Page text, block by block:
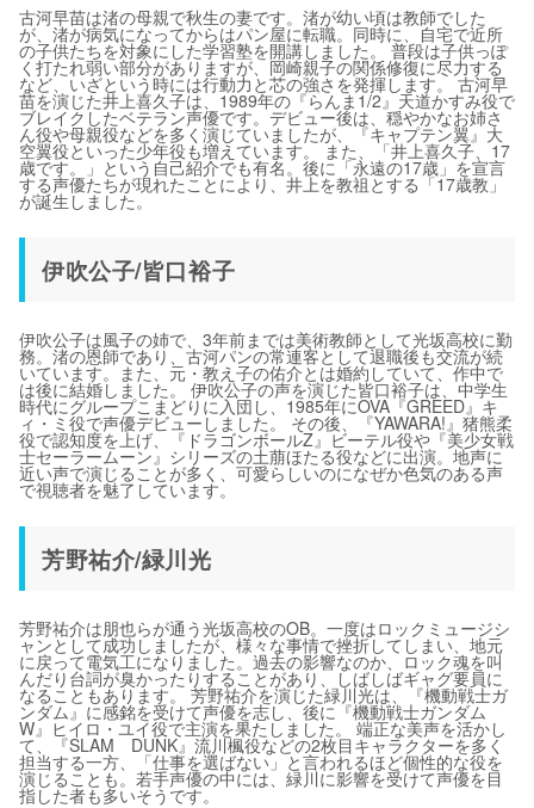
古河早苗は渚の母親で秋生の妻です。渚が幼い頃は教師でした
が、渚が病気になってからはパン屋に転職。同時に、自宅で近所
の子供たちを対象にした学習塾を開講しました。 普段は子供っぽ
く打たれ弱い部分がありますが、岡崎親子の関係修復に尽力する
など、いざという時には行動力と芯の強さを発揮します。 古河早
苗を演じた井上喜久子は、1989年の『らんま1/2』天道かすみ役で
ブレイクしたベテラン声優です。デビュー後は、穏やかなお姉さ
ん役や母親役などを多く演じていましたが、『キャプテン翼』大
空翼役といった少年役も増えています。 また、「井上喜久子、17
歳です。」という自己紹介でも有名。後に「永遠の17歳」を宣言
する声優たちが現れたことにより、井上を教祖とする「17歳教」
が誕生しました。
伊吹公子/皆口裕子
伊吹公子は風子の姉で、3年前までは美術教師として光坂高校に勤
務。渚の恩師であり、古河パンの常連客として退職後も交流が続
いています。また、元・教え子の佑介とは婚約していて、作中で
は後に結婚しました。 伊吹公子の声を演じた皆口裕子は、中学生
時代にグループこまどりに入団し、1985年にOVA『GREED』キ
ィ・ミ役で声優デビューしました。 その後、『YAWARA!』猪熊柔
役で認知度を上げ、『ドラゴンボールZ』ビーテル役や『美少女戦
士セーラームーン』シリーズの土萠ほたる役などに出演。地声に
近い声で演じることが多く、可愛らしいのになぜか色気のある声
で視聴者を魅了しています。
芳野祐介/緑川光
芳野祐介は朋也らが通う光坂高校のOB。一度はロックミュージシ
ャンとして成功しましたが、様々な事情で挫折してしまい、地元
に戻って電気工になりました。過去の影響なのか、ロック魂を叫
んだり台詞が臭かったりすることがあり、しばしばギャグ要員に
なることもあります。 芳野祐介を演じた緑川光は、『機動戦士ガ
ンダム』に感銘を受けて声優を志し、後に『機動戦士ガンダム
W』ヒイロ・ユイ役で主演を果たしました。 端正な美声を活かし
て、『SLAM DUNK』流川楓役などの2枚目キャラクターを多く
担当する一方、「仕事を選ばない」と言われるほど個性的な役を
演じることも。若手声優の中には、緑川に影響を受けて声優を目
指した者も多いそうです。